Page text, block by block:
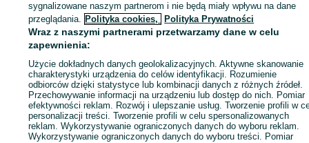
ID:839847601 Wyświetlenia:
Zadzwoń / SMS Wyślij wiadomość
sygnalizowane naszym partnerom i nie będą miały wpływu na dane
przeglądania. Polityka cookies, Polityka Prywatności
Wraz z naszymi partnerami przetwarzamy dane w celu
zapewnienia:
Użycie dokładnych danych geolokalizacyjnych. Aktywne skanowanie
charakterystyki urządzenia do celów identyfikacji. Rozumienie
odbiorców dzięki statystyce lub kombinacji danych z różnych źródeł.
Przechowywanie informacji na urządzeniu lub dostęp do nich. Pomiar
efektywności reklam. Rozwój i ulepszanie usług. Tworzenie profili w
personalizacji treści. Tworzenie profili w celu spersonalizowanych
reklam. Wykorzystywanie ograniczonych danych do wyboru reklam.
Wykorzystywanie ograniczonych danych do wyboru treści. Pomiar